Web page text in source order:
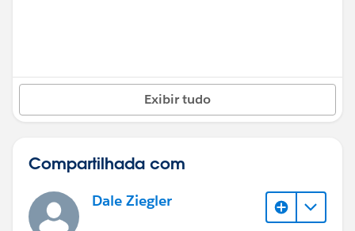
Exibir tudo
Compartilhada com
Dale Ziegler